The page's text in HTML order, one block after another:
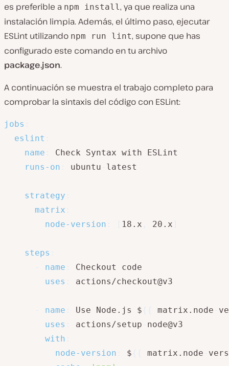
es preferible a npm install , ya que realiza una
instalación limpia. Además, el último paso, ejecutar
ESLint utilizando npm run lint, supone que has
configurado este comando en tu archivo
package.json.
A continuación se muestra el trabajo completo para
comprobar la sintaxis del código con ESLint:
jobs
eslint
name
Check Syntax with ESLint
runs-on
ubuntu latest
strategy
matrix
node-version
18.x 20.x
steps
name
Checkout code
uses
actions/checkout@v3
name Use Node.js $ matrix.node
uses
actions/setup
node@v3
with
node-version
$ matrix.node